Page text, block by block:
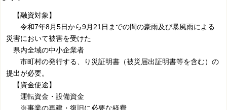
【融資対象】
令和7年8月5日から9月21日までの間の豪雨及び暴風雨による
災害において被害を受けた
県内全域の中小企業者
市町村の発行する、り災証明書（被災届出証明書等を含む）の
提出が必要。
【資金使途】
運転資金・設備資金
※事業の再建・復旧に必要な経費